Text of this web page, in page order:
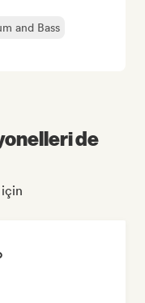
and Bass
de